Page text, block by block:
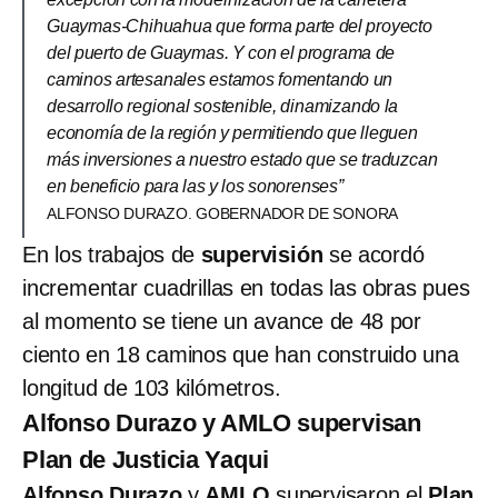
Guaymas-Chihuahua que forma parte del proyecto
del puerto de Guaymas. Y con el programa de
caminos artesanales estamos fomentando un
desarrollo regional sostenible, dinamizando la
economía de la región y permitiendo que lleguen
más inversiones a nuestro estado que se traduzcan
en beneficio para las y los sonorenses”
ALFONSO DURAZO. GOBERNADOR DE SONORA
En los trabajos de supervisión se acordó
incrementar cuadrillas en todas las obras pues
al momento se tiene un avance de 48 por
ciento en 18 caminos que han construido una
longitud de 103 kilómetros.
Alfonso Durazo y AMLO supervisan
Plan de Justicia Yaqui